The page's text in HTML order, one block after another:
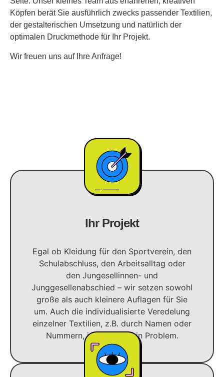
Köpfen berät Sie ausführlich zwecks passender Textilien,
der gestalterischen Umsetzung und natürlich der
optimalen Druckmethode für Ihr Projekt.
Wir freuen uns auf Ihre Anfrage!
Ihr Projekt
Egal ob Kleidung für den Sportverein, den
Schulabschluss, den Arbeitsalltag oder
den Jungesellinnen- und
Junggesellenabschied – wir setzen sowohl
große als auch kleinere Auflagen für Sie
um. Auch die individualisierte Veredelung
einzelner Textilien, z.B. durch Namen oder
Nummern, ist für uns kein Problem.